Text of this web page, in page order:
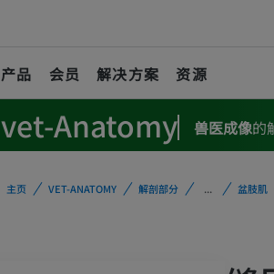
产品 会员 解决方案 资源
vet-Anatomy 兽医成像的
主页 VET-ANATOMY 解剖部分 ... 盆肢肌